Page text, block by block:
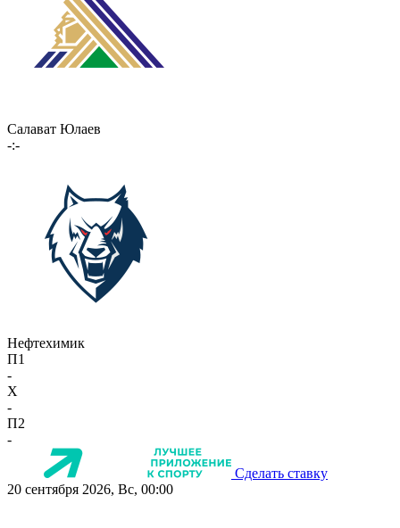
Салават Юлаев
-:-
Нефтехимик
П1
-
X
-
П2
-
Сделать ставку
20 сентября 2026, Вс, 00:00